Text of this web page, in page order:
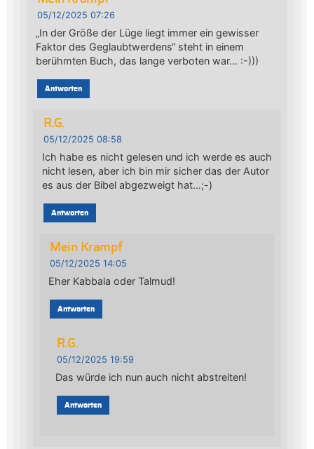
05/12/2025 07:26
„In der Größe der Lüge liegt immer ein gewisser
Faktor des Geglaubtwerdens“ steht in einem
berühmten Buch, das lange verboten war… :-)))
Antworten
R.G.
05/12/2025 08:58
Ich habe es nicht gelesen und ich werde es auch
nicht lesen, aber ich bin mir sicher das der Autor
es aus der Bibel abgezweigt hat…;-)
Antworten
Mein Krampf
05/12/2025 14:05
Eher Kabbala oder Talmud!
Antworten
R.G.
05/12/2025 19:59
Das würde ich nun auch nicht abstreiten!
Antworten